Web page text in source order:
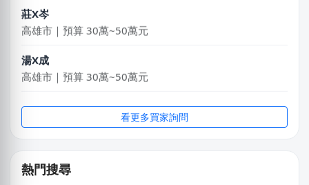
莊X岑
高雄市｜預算 30萬~50萬元
湯X成
高雄市｜預算 30萬~50萬元
台南市｜預算 10萬元以下
桃園市｜預算 10萬~30萬元
看更多買家詢問
熱門搜尋